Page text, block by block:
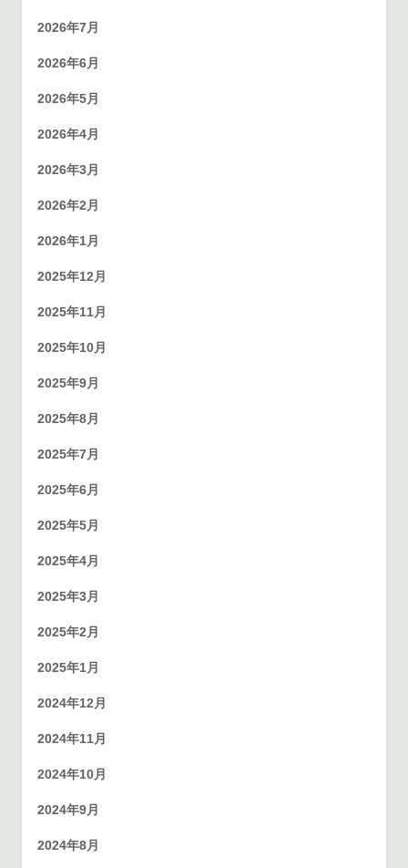
2026年7月
2026年6月
2026年5月
2026年4月
2026年3月
2026年2月
2026年1月
2025年12月
2025年11月
2025年10月
2025年9月
2025年8月
2025年7月
2025年6月
2025年5月
2025年4月
2025年3月
2025年2月
2025年1月
2024年12月
2024年11月
2024年10月
2024年9月
2024年8月